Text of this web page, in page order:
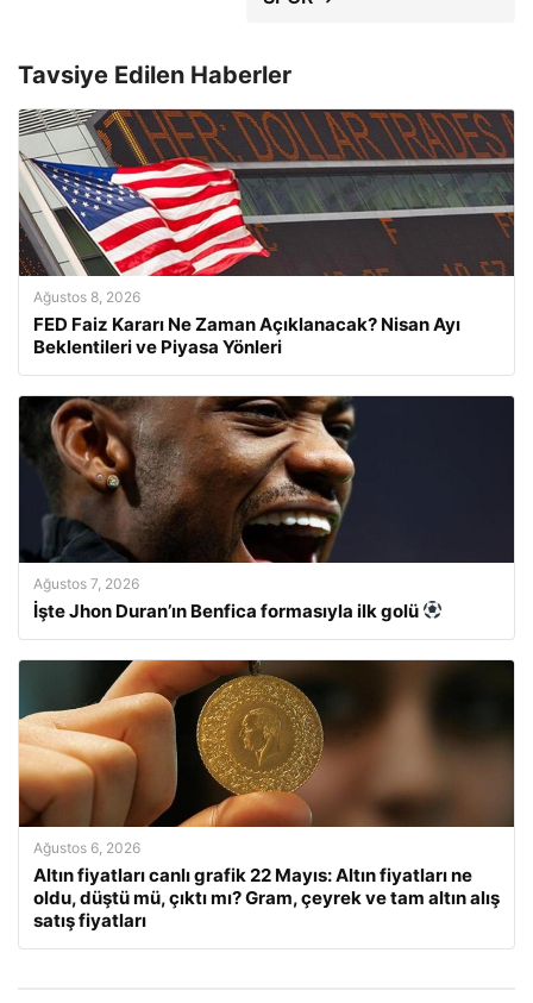
Tavsiye Edilen Haberler
Ağustos 8, 2026
FED Faiz Kararı Ne Zaman Açıklanacak? Nisan Ayı
Beklentileri ve Piyasa Yönleri
Ağustos 7, 2026
İşte Jhon Duran’ın Benfica formasıyla ilk golü
Ağustos 6, 2026
Altın fiyatları canlı grafik 22 Mayıs: Altın fiyatları ne
oldu, düştü mü, çıktı mı? Gram, çeyrek ve tam altın alış
satış fiyatları